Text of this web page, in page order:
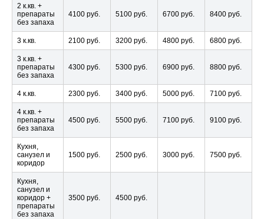
2 к.кв. +
препараты
без запаха
4100 руб. 5100 руб. 6700 руб. 8400 руб.
3 к.кв. 2100 руб. 3200 руб. 4800 руб. 6800 руб.
3 к.кв. +
препараты
без запаха
4300 руб. 5300 руб. 6900 руб. 8800 руб.
4 к.кв. 2300 руб. 3400 руб. 5000 руб. 7100 руб.
4 к.кв. +
препараты
без запаха
4500 руб. 5500 руб. 7100 руб. 9100 руб.
Кухня,
санузел и
коридор
1500 руб. 2500 руб. 3000 руб. 7500 руб.
Кухня,
санузел и
коридор +
препараты
без запаха
3500 руб. 4500 руб.